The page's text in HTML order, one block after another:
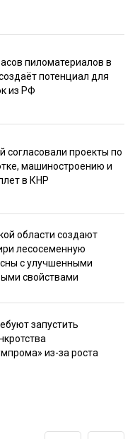
пиломатериалов в
потенциал для
из РФ
согласовали проекты по
машиностроению и
в КНР
области создают
лесосеменную
с улучшенными
свойствами
запустить
из-за роста